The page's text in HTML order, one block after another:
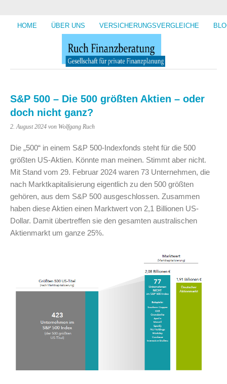
HOME ÜBER UNS VERSICHERUNGSVERGLEICHE
S&P 500 – Die 500 größten Aktien – oder
doch nicht ganz?
2. August 2024 von Wolfgang Ruch
Die „500“ in einem S&P 500-Indexfonds steht für die 500
größten US-Aktien. Könnte man meinen. Stimmt aber nicht.
Mit Stand vom 29. Februar 2024 waren 73 Unternehmen, die
nach Marktkapitalisierung eigentlich zu den 500 größten
gehören, aus dem S&P 500 ausgeschlossen. Zusammen
haben diese Aktien einen Marktwert von 2,1 Billionen US-
Dollar. Damit übertreffen sie den gesamten australischen
Aktienmarkt um ganze 25%.